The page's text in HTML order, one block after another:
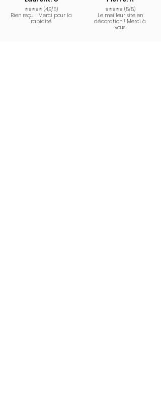
⭐⭐⭐⭐⭐ (4,9/5)
Bien reçu ! Merci pour la
rapidité
⭐⭐⭐⭐⭐ (5/5)
Le meilleur site en
décoration ! Merci à
vous
few days ago
Vérifié